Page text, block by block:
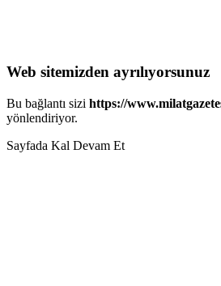
Web sitemizden ayrılıyorsunuz
Bu bağlantı sizi https://
yönlendiriyor.
Sayfada Kal Devam Et